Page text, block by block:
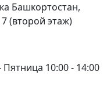
Башкортостан,
7 (второй этаж)
10:00 - 14:00